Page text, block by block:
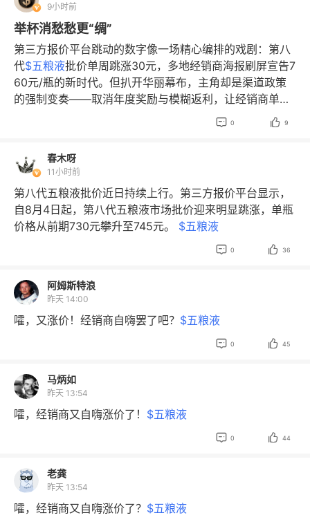
9小时前
举杯消愁愁更“绸”
第三方报价平台跳动的数字像一场精心编排的戏剧：第八
代$五粮液批价单周跳涨30元，多地经销商海报刷屏宣告7
60元/瓶的新时代。但扒开华丽幕布，主角却是渠道政策
的强制变奏——取消年度奖励与模糊返利，让经销商单瓶
进货成本暴增50元。这哪里是消费复苏的颂歌，分明是厂
830元标价下暗流涌动。华致酒行765元的实际成交价像
一盆冷水，浇透了批价上涨的幻象。更刺痛的是，经销商
卖一瓶仍亏损百元——成本900元与批价745元之间的鸿
沟，比茅台1935提价的野心更难以逾越。 行业的病灶早
已深入骨髓。酒业协会数据揭开三重阴影：74.8%企业营
收萎缩，86.7%利润下滑，61.9%终端门店消失。这与酒企
井坊的亏损、舍得酒业60%利润滑坡、顺鑫农业近80%的
跌幅，拼凑出白酒鄙视链的断层线。库存周转900天的堰
塞湖，足够让整个行业窒息三年。 杠杆市场的溃败在此刻
0亿美元基金归零的烟尘，为这场盛宴标注了注脚。两融
躁动里，藏匿着624亿融资盘崩塌的脚步声。产业资本的
回购操作正**战场：宁德时代4天6亿的疯狂填坑，反衬出
五粮液百日10亿回购的从容叙事——当科技尸骸上流出的
热钱浇灌舍得酒业涨停板时，明代的窖泥微生物早已在重
据？渠道库存何时消化山西汾酒79亿合同负债？茅台两度
提价带动的批价修复，是否会被泸州老窖87元关口的0.5
7%换手率反噬？金种子酒75倍PE与老窖24倍估值的割
 0  9
春木呀
11小时前
第八代五粮液批价近日持续上行。第三方报价平台显示，
自8月4日起，第八代五粮液市场批价迎来明显跳涨，单瓶
价格从前期730元攀升至745元。 $五粮液
 0  36
阿姆斯特浪
昨天 14:00
嚯，又涨价！经销商自嗨罢了吧？ $五粮液
 0  45
马炳如
昨天 13:54
嚯，经销商又自嗨涨价了！ $五粮液
 0  44
老龚
昨天 13:54
嚯，经销商又自嗨涨价了？ $五粮液